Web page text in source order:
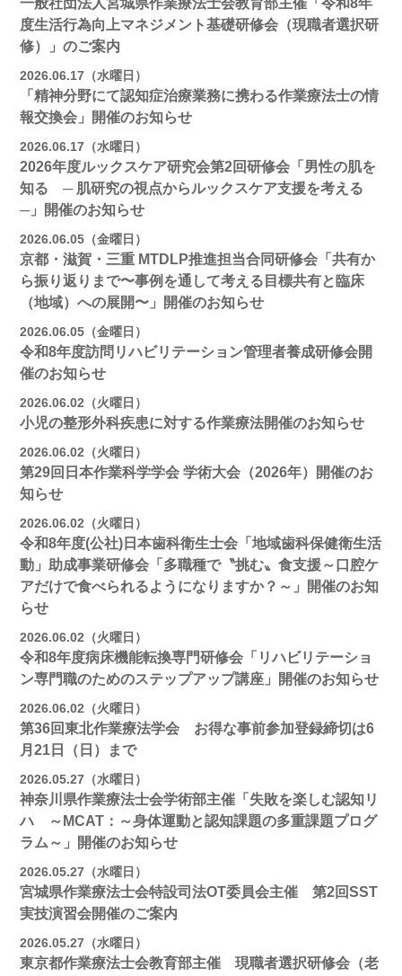
一般社団法人宮城県作業療法士会教育部主催「令和8年
度生活行為向上マネジメント基礎研修会（現職者選択研
修）」のご案内
2026.06.17（水曜日）
「精神分野にて認知症治療業務に携わる作業療法士の情
報交換会」開催のお知らせ
2026.06.17（水曜日）
2026年度ルックスケア研究会第2回研修会「男性の肌を
知る ─ 肌研究の視点からルックスケア支援を考える
─」開催のお知らせ
2026.06.05（金曜日）
京都・滋賀・三重 MTDLP推進担当合同研修会「共有か
ら振り返りまで〜事例を通して考える目標共有と臨床
（地域）への展開〜」開催のお知らせ
2026.06.05（金曜日）
令和8年度訪問リハビリテーション管理者養成研修会開
催のお知らせ
2026.06.02（火曜日）
小児の整形外科疾患に対する作業療法開催のお知らせ
2026.06.02（火曜日）
第29回日本作業科学学会 学術大会（2026年）開催のお
知らせ
2026.06.02（火曜日）
令和8年度(公社)日本歯科衛生士会「地域歯科保健衛生活
動」助成事業研修会「多職種で〝挑む〟食支援～口腔ケ
アだけで食べられるようになりますか？～」開催のお知
らせ
2026.06.02（火曜日）
令和8年度病床機能転換専門研修会「リハビリテーショ
ン専門職のためのステップアップ講座」開催のお知らせ
2026.06.02（火曜日）
第36回東北作業療法学会 お得な事前参加登録締切は6
月21日（日）まで
2026.05.27（水曜日）
神奈川県作業療法士会学術部主催「失敗を楽しむ認知リ
ハ ～MCAT：～身体運動と認知課題の多重課題プログ
ラム～」開催のお知らせ
2026.05.27（水曜日）
宮城県作業療法士会特設司法OT委員会主催 第2回SST
実技演習会開催のご案内
2026.05.27（水曜日）
東京都作業療法士会教育部主催 現職者選択研修会（老